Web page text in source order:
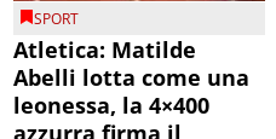
SPORT
Atletica: Matilde
Abelli lotta come una
leonessa, la 4×400
azzurra firma il